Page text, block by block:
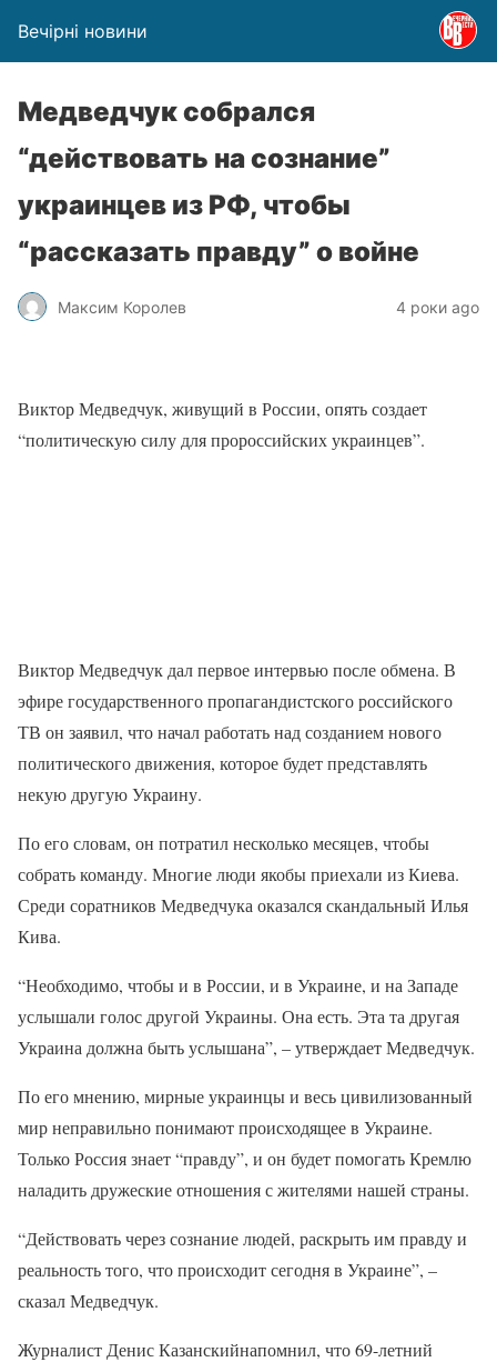
Вечірні новини
Медведчук собрался
“действовать на сознание”
украинцев из РФ, чтобы
“рассказать правду” о войне
Максим Королев 4 роки ago
Виктор Медведчук, живущий в России, опять создает
“политическую силу для пророссийских украинцев”.
Виктор Медведчук дал первое интервью после обмена. В
эфире государственного пропагандистского российского
ТВ он заявил, что начал работать над созданием нового
политического движения, которое будет представлять
некую другую Украину.
По его словам, он потратил несколько месяцев, чтобы
собрать команду. Многие люди якобы приехали из Киева.
Среди соратников Медведчука оказался скандальный Илья
Кива.
“Необходимо, чтобы и в России, и в Украине, и на Западе
услышали голос другой Украины. Она есть. Эта та другая
Украина должна быть услышана”, – утверждает Медведчук.
По его мнению, мирные украинцы и весь цивилизованный
мир неправильно понимают происходящее в Украине.
Только Россия знает “правду”, и он будет помогать Кремлю
наладить дружеские отношения с жителями нашей страны.
“Действовать через сознание людей, раскрыть им правду и
реальность того, что происходит сегодня в Украине”, –
сказал Медведчук.
Журналист Денис Казанскийнапомнил, что 69-летний